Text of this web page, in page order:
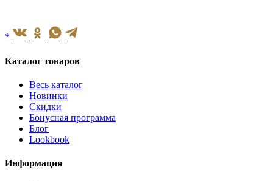
*
Каталог товаров
Весь каталог
Новинки
Скидки
Бонусная программа
Блог
Lookbook
Информация